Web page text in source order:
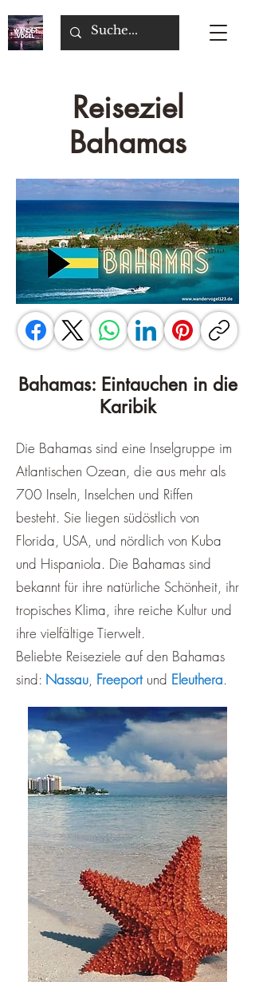
Reiseziel
Bahamas
Bahamas: Eintauchen in die
Karibik
Die Bahamas sind eine Inselgruppe im
Atlantischen Ozean, die aus mehr als
700 Inseln, Inselchen und Riffen
besteht. Sie liegen südöstlich von
Florida, USA, und nördlich von Kuba
und Hispaniola. Die Bahamas sind
bekannt für ihre natürliche Schönheit, ihr
tropisches Klima, ihre reiche Kultur und
ihre vielfältige Tierwelt.
Beliebte Reiseziele auf den Bahamas
sind: Nassau, Freeportund Eleuthera.